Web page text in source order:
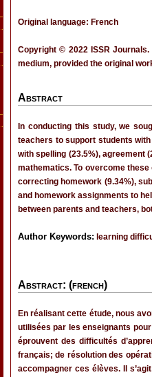
Original language: French
Copyright © 2022 ISSR
medium, provided the original
Abstract
In conducting this study, we
teachers to support students
with spelling (23.5%), agreement
mathematics. To overcome
correcting homework (9.34%),
and homework assignments to
between parents and teachers,
Author Keywords: learning
Abstract: (french)
En réalisant cette étude, nous
utilisées par les enseignants
éprouvent des difficultés
français; de résolution des
accompagner ces élèves. Il